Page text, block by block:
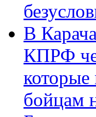
В
КПРФ
бойцам